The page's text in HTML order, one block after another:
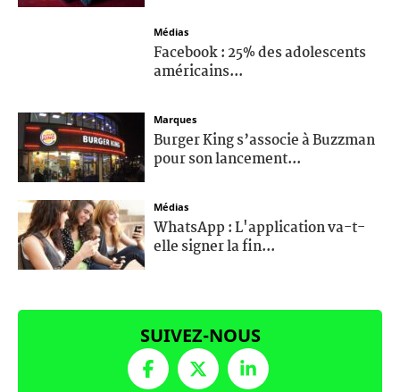
Médias
Facebook : 25% des adolescents
américains...
Marques
Burger King s’associe à Buzzman
pour son lancement...
Médias
WhatsApp : L'application va-t-
elle signer la fin...
SUIVEZ-NOUS